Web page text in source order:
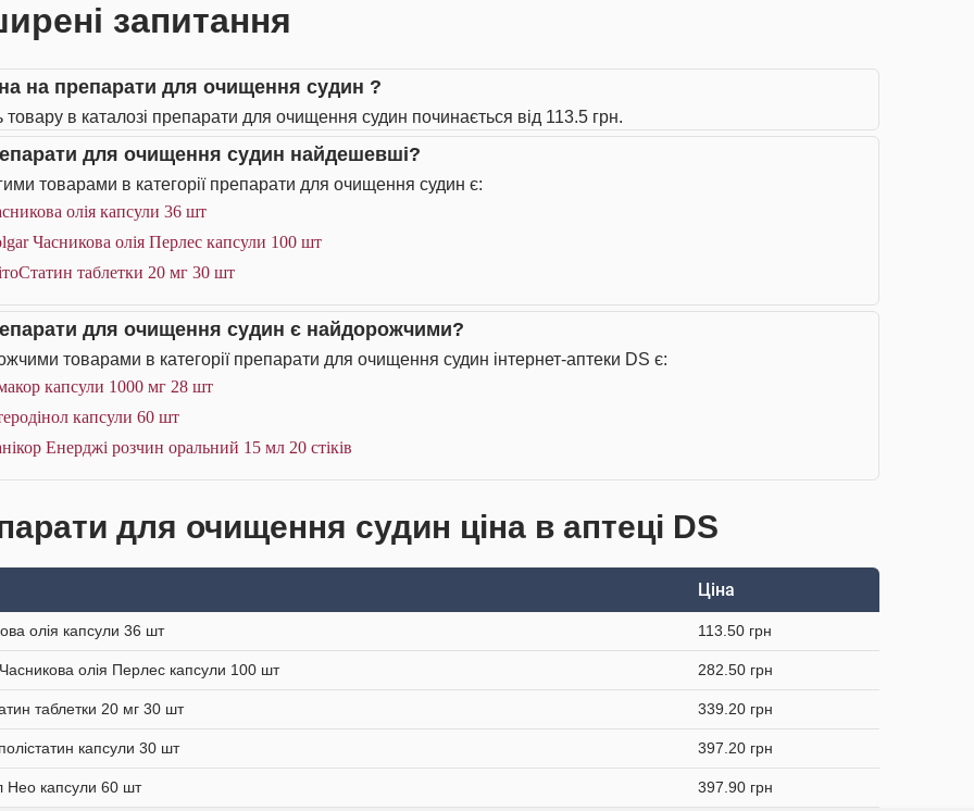
запитання
на препарати для очищення судин ?
товару в каталозі препарати для очищення судин починається від 113.5 грн.
для очищення судин найдешевші?
товарами в категорії препарати для очищення судин є:
олія капсули 36 шт
Часникова олія Перлес капсули 100 шт
таблетки 20 мг 30 шт
для очищення судин є найдорожчими?
товарами в категорії препарати для очищення судин інтернет-аптеки DS є:
капсули 1000 мг 28 шт
капсули 60 шт
Енерджі розчин оральний 15 мл 20 стіків
для очищення судин ціна в аптеці DS
Ціна
олія капсули 36 шт 113.50 грн
олія Перлес капсули 100 шт 282.50 грн
таблетки 20 мг 30 шт 339.20 грн
капсули 30 шт 397.20 грн
Нео капсули 60 шт 397.90 грн